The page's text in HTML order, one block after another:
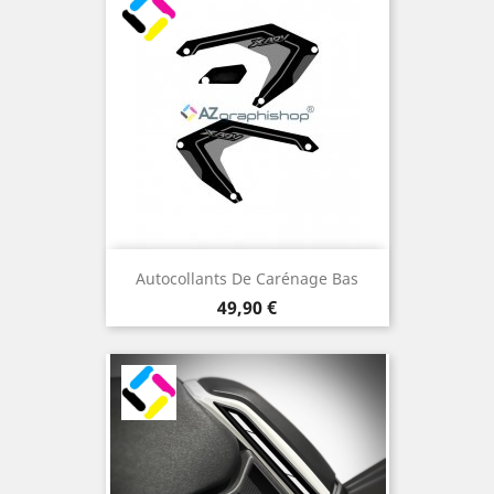
Autocollants De Carénage Bas
Prix
49,90 €